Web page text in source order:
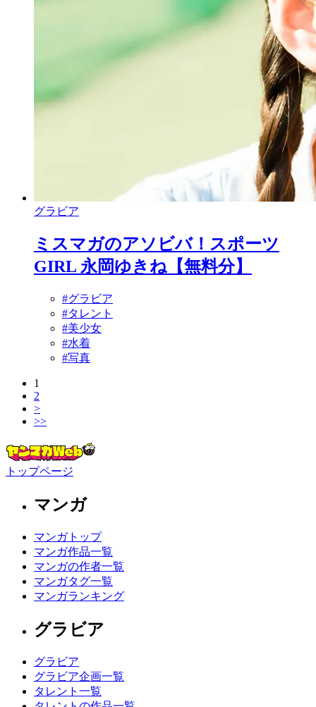
グラビア
ミスマガのアソビバ！スポーツ
GIRL 永岡ゆきね【無料分】
#グラビア
#タレント
#美少女
#水着
#写真
1
2
>
>>
トップページ
マンガ
マンガトップ
マンガ作品一覧
マンガの作者一覧
マンガタグ一覧
マンガランキング
グラビア
グラビア
グラビア企画一覧
タレント一覧